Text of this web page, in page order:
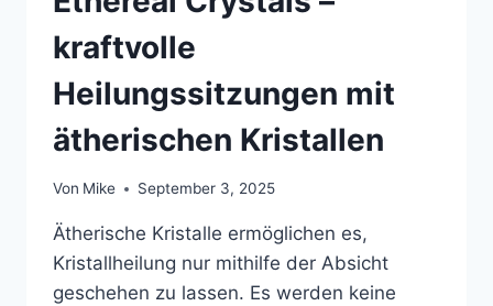
kraftvolle
Heilungssitzungen mit
ätherischen Kristallen
Von Mike September 3, 2025
Ätherische Kristalle ermöglichen es,
Kristallheilung nur mithilfe der Absicht
geschehen zu lassen. Es werden keine